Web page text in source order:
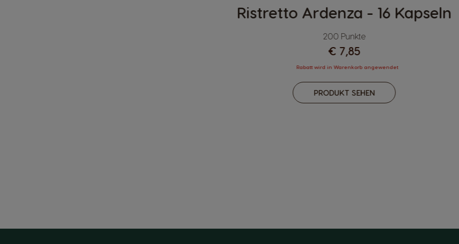
Ristretto Ardenza - 16 Kapseln
€ 7,85
Rabatt wird in Warenkorb angewendet
200 Punkte
PRODUKT SEHEN